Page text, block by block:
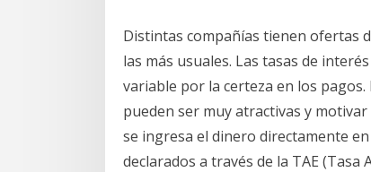
Distintas compañías tienen ofertas
las más usuales. Las tasas de
variable por la certeza en los
pueden ser muy atractivas y
se ingresa el dinero directamente
declarados a través de la TAE (Tasa